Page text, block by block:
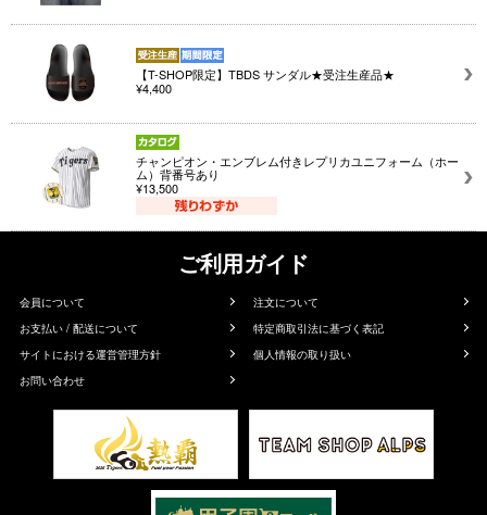
【T-SHOP限定】TBDS サンダル★受注生産品★
¥4,400
チャンピオン・エンブレム付きレプリカユニフォーム（ホー
ム）背番号あり
¥13,500
ご利用ガイド
会員について
注文について
お支払い / 配送について
特定商取引法に基づく表記
サイトにおける運営管理方針
個人情報の取り扱い
お問い合わせ